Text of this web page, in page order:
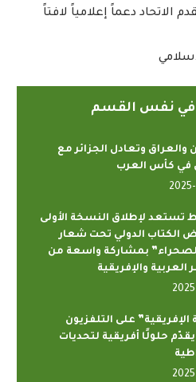
الاتحاد دعماً إعلامياً لافتاً
في نفس القسم
والعراق وتعادل الجزائر مع
في كأس العرب
تستعد لإطلاق النسخة الأولى
الكتاب الدولي تحت شعار
بمشاركة واسعة من
العربية والإفريقية
على التلفزيون
حلولًا أفريقية لتحديات